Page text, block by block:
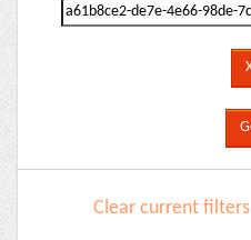
Clear current filters